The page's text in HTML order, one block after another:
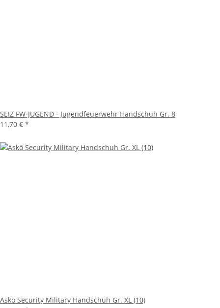
SEIZ FW-JUGEND - Jugendfeuerwehr Handschuh Gr. 8
11,70 € *
Askö Security Military Handschuh Gr. XL (10)